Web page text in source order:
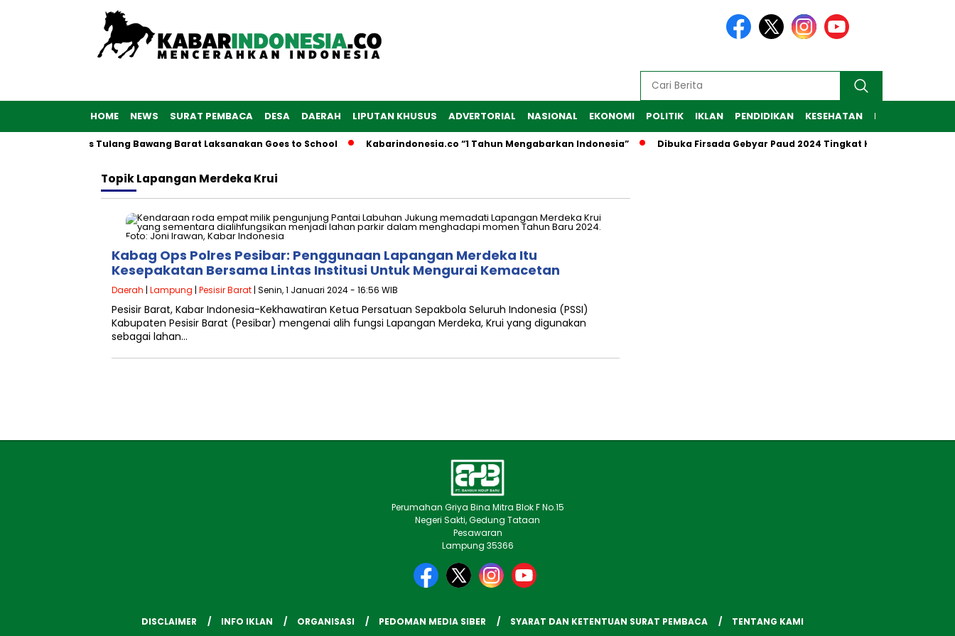
HOME NEWS SURAT PEMBACA DESA DAERAH LIPUTAN KHUSUS ADVERTORIAL NASIONAL EKONOMI POLITIK IKLAN PENDIDIKAN KESEHATAN RAGAM
Polwan Polres Tulang Bawang Barat Laksanakan Goes to School Kabarindonesia.co “1 Tahun Mengabarkan Indonesia” Dibuka Firsada Gebyar Paud 2024 Tingkat Kabupaten Tubaba
TopikLapangan Merdeka Krui
Kabag Ops Polres Pesibar: Penggunaan Lapangan Merdeka Itu
Kesepakatan Bersama Lintas Institusi Untuk Mengurai Kemacetan
Daerah | Lampung | Pesisir Barat | Senin, 1 Januari 2024 - 16:56 WIB
Pesisir Barat, Kabar Indonesia-Kekhawatiran Ketua Persatuan Sepakbola Seluruh Indonesia (PSSI)
Kabupaten Pesisir Barat (Pesibar) mengenai alih fungsi Lapangan Merdeka, Krui yang digunakan
sebagai lahan…
Perumahan Griya Bina Mitra Blok F No.15
Negeri Sakti, Gedung Tataan
Pesawaran
Lampung 35366
DISCLAIMER INFO IKLAN ORGANISASI PEDOMAN MEDIA SIBER SYARAT DAN KETENTUAN SURAT PEMBACA TENTANG KAMI